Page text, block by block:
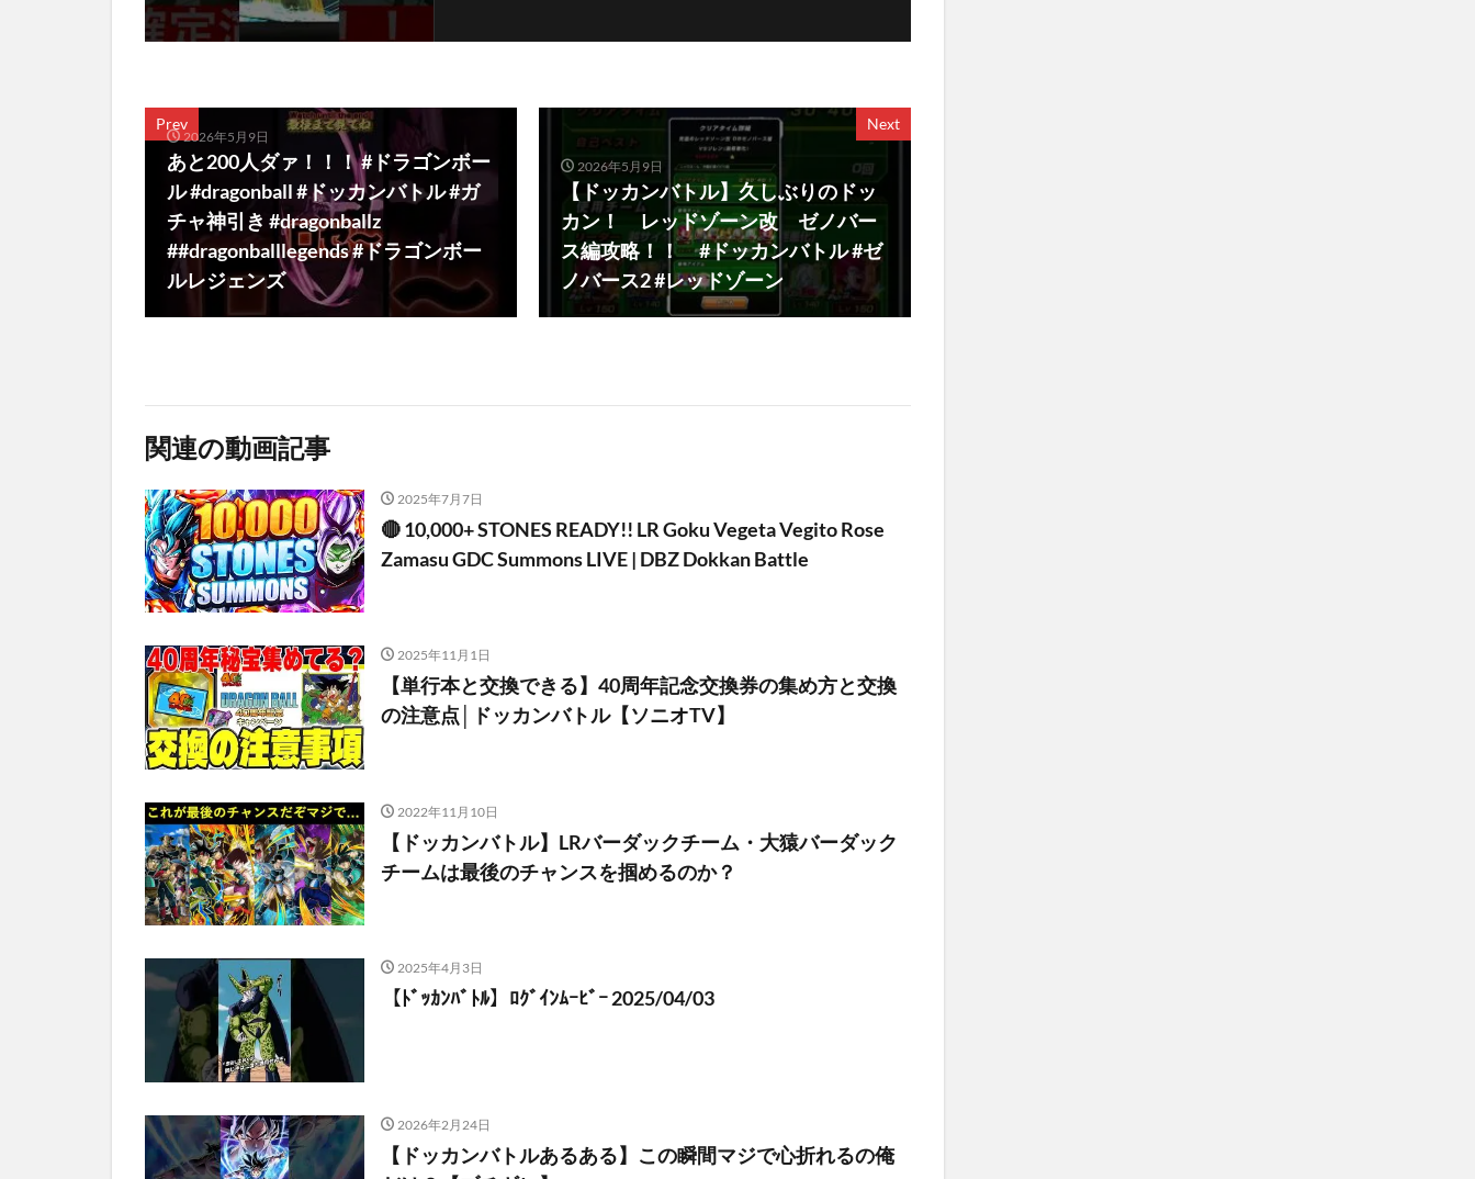
Prev
2026年5月9日
あと200人ダァ！！！ #ドラゴンボー
ル #dragonball #ドッカンバトル #ガ
チャ神引き #dragonballz
##dragonballlegends #ドラゴンボー
ルレジェンズ
Next
2026年5月9日
【ドッカンバトル】久しぶりのドッ
カン！ レッドゾーン改 ゼノバー
ス編攻略！！ #ドッカンバトル #ゼ
ノバース2 #レッドゾーン
関連の動画記事
2025年7月7日
🔴 10,000+ STONES READY!! LR Goku Vegeta Vegito Rose
Zamasu GDC Summons LIVE | DBZ Dokkan Battle
2025年11月1日
【単行本と交換できる】40周年記念交換券の集め方と交換
の注意点│ドッカンバトル【ソニオTV】
2022年11月10日
【ドッカンバトル】LRバーダックチーム・大猿バーダック
チームは最後のチャンスを掴めるのか？
2025年4月3日
【ﾄﾞｯｶﾝﾊﾞﾄﾙ】ﾛｸﾞｲﾝﾑｰﾋﾞｰ 2025/04/03
2026年2月24日
【ドッカンバトルあるある】この瞬間マジで心折れるの俺